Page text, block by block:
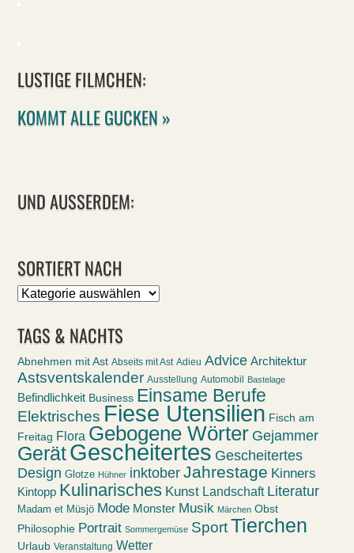
LUSTIGE FILMCHEN:
KOMMT ALLE GUCKEN »
UND AUSSERDEM:
SORTIERT NACH
Sortiert
TAGS & NACHTS
Abnehmen mit Ast Abseits mit Ast Adieu Advice Architektur
Astsventskalender Ausstellung Automobil Bastelage
Befindlichkeit Business Einsame Berufe
Elektrisches Fiese Utensilien Fisch am
Freitag Flora Gebogene Wörter Gejammer
GerätGescheitertes Gescheitertes
Design Glotze Hühner inktober Jahrestage Kinners
Kintopp Kulinarisches Kunst Landschaft Literatur
Madam et Müsjö Mode Monster Musik Märchen Obst
Philosophie Portrait Sommergemüse Sport Tierchen
Urlaub Veranstaltung Wetter